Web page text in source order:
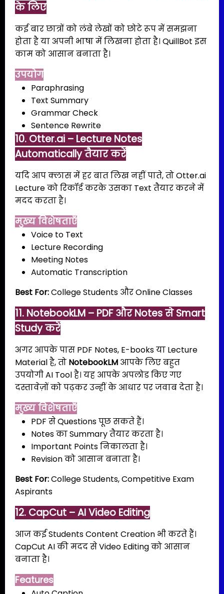
के लिए
कई बार छात्रों को लंबे लेखों को छोटे रूप में समझना
होता है या अपनी भाषा में लिखना होता है। QuillBot इस
काम को आसान बनाता है।
उपयोग
Paraphrasing
Text Summary
Grammar Check
Sentence Rewrite
10. Otter.ai – Lecture Notes
Automatically तैयार करें
यदि आप क्लास में हर बात लिख नहीं पाते, तो Otter.ai
Lecture को रिकॉर्ड करके उसका Text तैयार करने में
मदद करता है।
मुख्य विशेषताएँ
Voice to Text
Lecture Recording
Meeting Notes
Automatic Transcription
Best For:College Students और Online Classes
11. NotebookLM – PDF और Notes से Smart
Study करें
अगर आपके पास PDF Notes, E-books या Lecture
Material है, तो NotebookLM आपके लिए बहुत
उपयोगी AI Tool है। यह आपके अपलोड किए गए
दस्तावेज़ों को पढ़कर उन्हीं के आधार पर जवाब देता है।
मुख्य विशेषताएँ
PDF से Questions पूछ सकते हैं।
Notes का Summary तैयार करता है।
Important Points निकालता है।
Revision को आसान बनाता है।
Best For:College Students, Competitive Exam
Aspirants
12. CapCut – AI Video Editing
आज कई Students Content Creation भी करते हैं।
CapCut AI की मदद से Video Editing को आसान
बनाता है।
Features